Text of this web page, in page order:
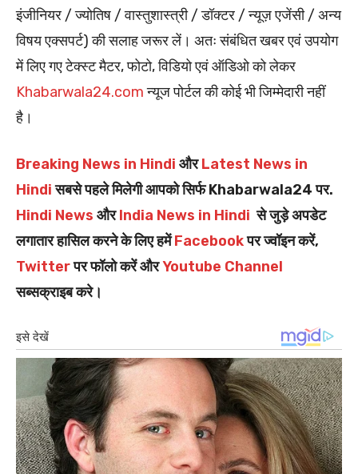
इंजीनियर / ज्योतिष / वास्तुशास्त्री / डॉक्टर / न्यूज़ एजेंसी / अन्य
विषय एक्सपर्ट) की सलाह जरूर लें। अतः संबंधित खबर एवं उपयोग
में लिए गए टेक्स्ट मैटर, फोटो, विडियो एवं ऑडिओ को लेकर
Khabarwala24.comन्यूज पोर्टल की कोई भी जिम्मेदारी नहीं
है।
Breaking News in Hindi औरLatest News in
Hindiसबसे पहले मिलेगी आपको सिर्फ Khabarwala24 पर.
Hindi News औरIndia News in Hindi से जुड़े अपडेट
लगातार हासिल करने के लिए हमेंFacebookपर ज्वॉइन करें,
Twitterपर फॉलो करें औरYoutube Channel
सब्सक्राइब करे।